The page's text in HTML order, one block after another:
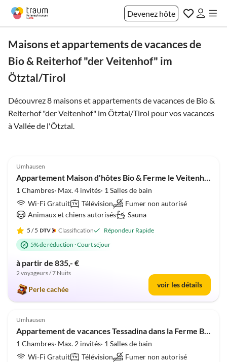
Devenez hôte
Maisons et appartements de vacances de
Bio & Reiterhof "der Veitenhof" im
Ötztal/Tirol
Découvrez 8 maisons et appartements de vacances de Bio &
Reiterhof "der Veitenhof" im Ötztal/Tirol pour vos vacances
àVallée de l'Ötztal.
Super hôte
Umhausen
Appartement Maison d'hôtes Bio & Ferme le Veitenhof
1 Chambres· Max. 4 invités· 1 Salles de bain
Wi-Fi Gratuit
Télévision
Fumer non autorisé
Animaux et chiens autorisés
Sauna
5 / 5 Classification
Répondeur Rapide
5% de réduction ·Court séjour
à partir de 835,- €
2 voyageurs / 7 Nuits
Perle cachée
voir les détails
5.0 (5)
Umhausen
Appartement de vacances Tessadina dans la Ferme Bio & Équestre de Veitenhof
1 Chambres· Max. 2 invités· 1 Salles de bain
Wi-Fi Gratuit
Télévision
Fumer non autorisé